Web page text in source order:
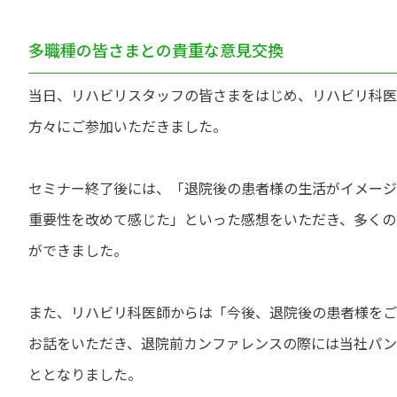
多職種の皆さまとの貴重な意見交換
当日、リハビリスタッフの皆さまをはじめ、リハビリ科
方々にご参加いただきました。
セミナー終了後には、「退院後の患者様の生活がイメー
重要性を改めて感じた」といった感想をいただき、多く
ができました。
また、リハビリ科医師からは「今後、退院後の患者様を
お話をいただき、退院前カンファレンスの際には当社パ
ととなりました。